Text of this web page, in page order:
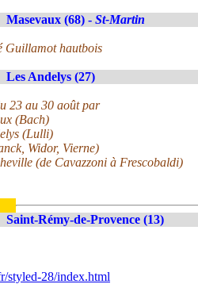
Masevaux (68) - St-Martin
Guillamot hautbois
Les Andelys (27)
23 au 30 août par
(Bach)
(Lulli)
Widor, Vierne)
(de Cavazzoni à Frescobaldi)
Saint-Rémy-de-Provence (13)
styled-28/index.html